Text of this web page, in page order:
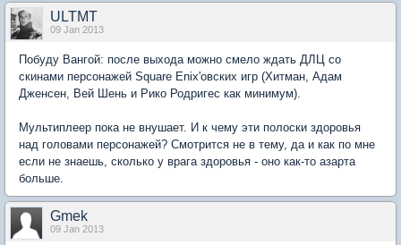
ULTMT
09 Jan 2013
Побуду Вангой: после выхода можно смело ждать ДЛЦ со
скинами персонажей Square Enix'овских игр (Хитман, Адам
Дженсен, Вей Шень и Рико Родригес как минимум).
Мультиплеер пока не внушает. И к чему эти полоски здоровья
над головами персонажей? Смотрится не в тему, да и как по мне
если не знаешь, сколько у врага здоровья - оно как-то азарта
больше.
Gmek
09 Jan 2013